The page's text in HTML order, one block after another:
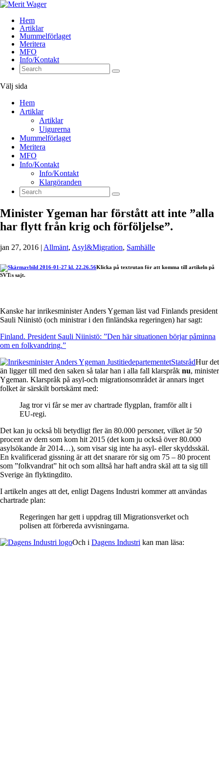
Hem
Artiklar
Mummelförlaget
Meritera
MFO
Info/Kontakt
Välj sida
Hem
Artiklar
Artiklar
Uigurerna
Mummelförlaget
Meritera
MFO
Info/Kontakt
Info/Kontakt
Klargöranden
Minister Ygeman har förstått att inte ”alla
har flytt från krig och förföljelse”.
jan 27, 2016 | Allmänt, Asyl&Migration, Samhälle
Klicka på textrutan för att komma till artikeln på
SVT:s sajt.
Kanske har inrikesminister Anders Ygeman läst vad Finlands president
Sauli Niinistö (och ministrar i den finländska regeringen) har sagt:
Finland. President Sauli Niinistö: ”Den här situationen börjar påminna
om en folkvandring.”
Hur det
än ligger till med den saken så talar han i alla fall klarspråk nu, minister
Ygeman. Klarspråk på asyl-och migrationsområdet är annars inget
folket är särskilt bortskämt med:
Jag tror vi får se mer av chartrade flygplan, framför allt i
EU-regi.
Det kan ju också bli betydligt fler än 80.000 personer, vilket är 50
procent av dem som kom hit 2015 (det kom ju också över 80.000
asylsökande år 2014…), som visar sig inte ha asyl- eller skyddsskäl.
En kvalificerad gissning är att det snarare rör sig om 75 – 80 procent
som ”folkvandrat” hit och som alltså har haft andra skäl att ta sig till
Sverige än flyktingdito.
I artikeln anges att det, enligt Dagens Industri kommer att användas
chartrade plan:
Regeringen har gett i uppdrag till Migrationsverket och
polisen att förbereda avvisningarna.
Och i Dagens Industri kan man läsa: